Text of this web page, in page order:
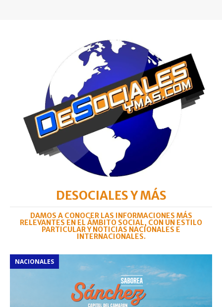
DESOCIALES Y MÁS
DAMOS A CONOCER LAS INFORMACIONES MÁS
RELEVANTES EN EL ÁMBITO SOCIAL, CON UN ESTILO
PARTICULAR Y NOTICIAS NACIONALES E
INTERNACIONALES.
NACIONALES